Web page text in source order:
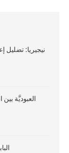
نيجيريا: تضليل
العبوديَّة